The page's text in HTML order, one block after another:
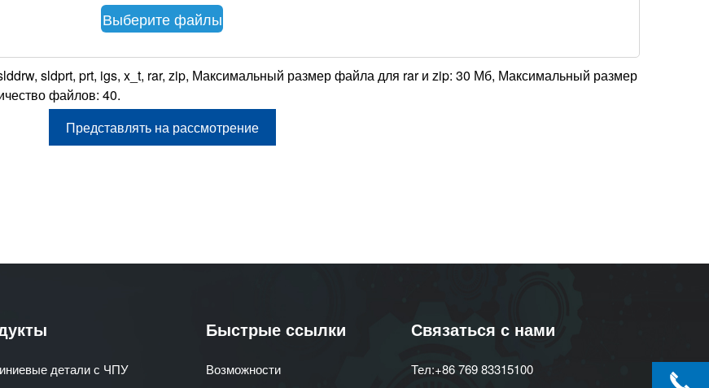
Выберите файлы
sldprt, prt, igs, x_t, rar, zip, Максимальный размер файла для rar и zip: 30 Мб, Максимальный размер
файлов: 40.
детали с ЧПУ
Быстрые ссылки
Возможности
Связаться с нами
Тел:+86 769 83315100